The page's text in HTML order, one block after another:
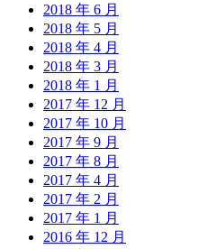
2018 年 6 月
2018 年 5 月
2018 年 4 月
2018 年 3 月
2018 年 1 月
2017 年 12 月
2017 年 10 月
2017 年 9 月
2017 年 8 月
2017 年 4 月
2017 年 2 月
2017 年 1 月
2016 年 12 月